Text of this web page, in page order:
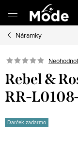
obsah
Náramky
Rebel &
RR-
Darček zadarmo